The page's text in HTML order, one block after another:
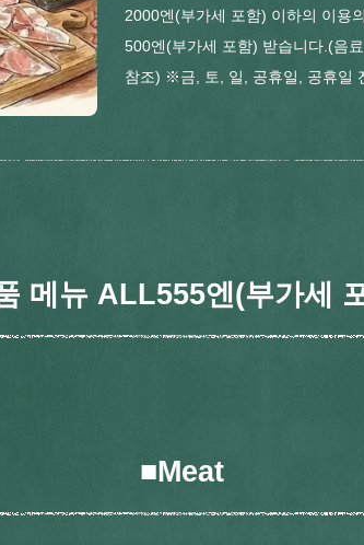
2000엔(부가세 포함) 이하의 이용
500엔(부가세 포함) 받습니다.(음
참조) ※금, 토, 일, 공휴일, 공휴일
메뉴 ALL555엔(부가세
■Meat